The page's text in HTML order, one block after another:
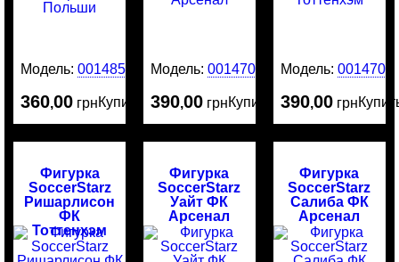
Модель:0014859
360,00 грнКупить
Модель:0014709
390,00 грнКупить
Модель: 0014707
390,00 грн
Фигурка
SoccerStarz
Ришарлисон
ФК
Тоттенхэм
Фигурка
SoccerStarz
Уайт ФК
Арсенал
Фигурка
SoccerStarz
Салиба ФК
Арсенал